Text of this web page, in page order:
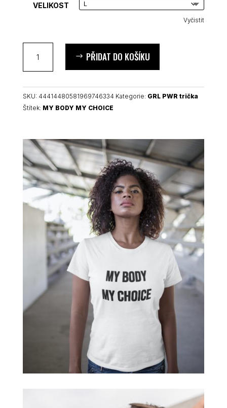
VELIKOST
Vyčistit
BODY
MY
feministické
dámské
PŘIDAT DO KOŠÍKU
SKU: 44414480581969746334 Kategorie: GRL PWR trička
Štítek: MY BODY MY CHOICE